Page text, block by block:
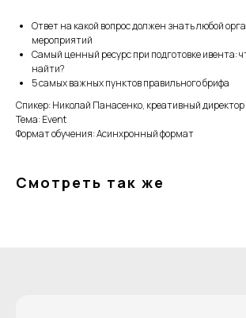
Ответ на какой вопрос должен знать любой
мероприятий
Самый ценный ресурс при подготовке ивента:
найти?
5 самых важных пунктов правильного брифа
Спикер: Николай Панасенко, креативный
Тема: Event
Формат обучения: Асинхронный формат
Смотреть так же